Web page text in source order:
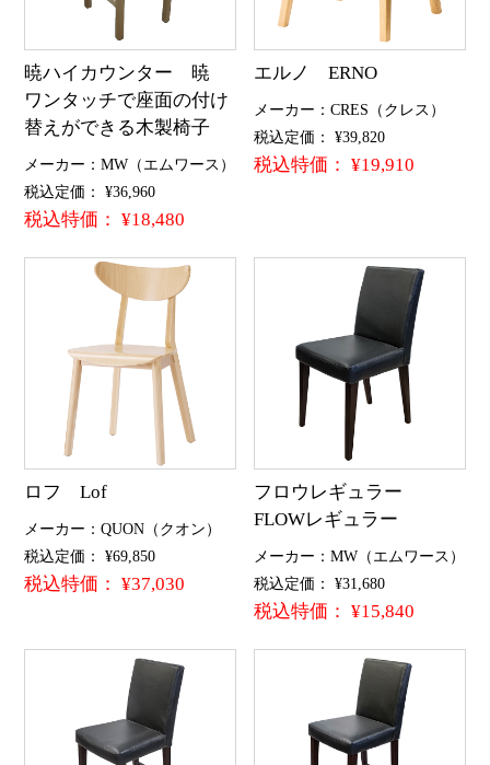
暁ハイカウンター 暁
ワンタッチで座面の付け
替えができる木製椅子
メーカー：MW（エムワース）
税込定価： ¥36,960
税込特価： ¥18,480
エルノ ERNO
メーカー：CRES（クレス）
税込定価： ¥39,820
税込特価： ¥19,910
ロフ Lof
メーカー：QUON（クオン）
税込定価： ¥69,850
税込特価： ¥37,030
フロウレギュラー
FLOWレギュラー
メーカー：MW（エムワース）
税込定価： ¥31,680
税込特価： ¥15,840